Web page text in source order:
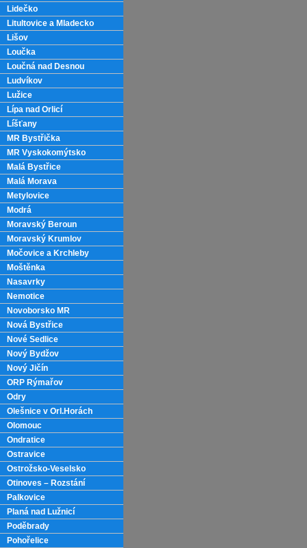
Lidečko
Litultovice a Mladecko
Lišov
Loučka
Loučná nad Desnou
Ludvíkov
Lužice
Lípa nad Orlicí
Líšťany
MR Bystřička
MR Vyskokomýtsko
Malá Bystřice
Malá Morava
Metylovice
Modrá
Moravský Beroun
Moravský Krumlov
Močovice a Krchleby
Moštěnka
Nasavrky
Nemotice
Novoborsko MR
Nová Bystřice
Nové Sedlice
Nový Bydžov
Nový Jičín
ORP Rýmařov
Odry
Olešnice v Orl.Horách
Olomouc
Ondratice
Ostravice
Ostrožsko-Veselsko
Otinoves – Rozstání
Palkovice
Planá nad Lužnicí
Poděbrady
Pohořelice